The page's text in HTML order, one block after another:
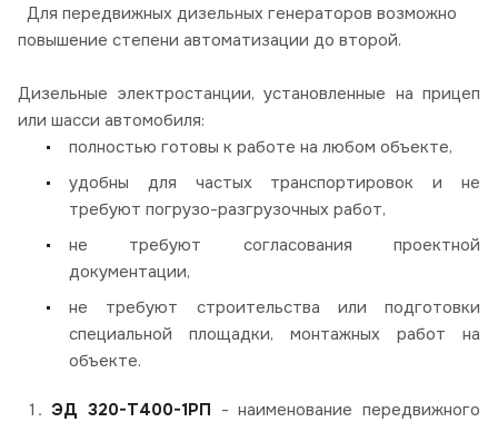
Для передвижных дизельных генераторов возможно
повышение степени автоматизации до второй.
Дизельные электростанции, установленные на прицеп
или шасси автомобиля:
полностью готовы к работе на любом объекте,
удобны для частых транспортировок и не
требуют погрузо-разгрузочных работ,
не требуют согласования проектной
документации,
не требуют строительства или подготовки
специальной площадки, монтажных работ на
объекте.
ЭД 320-Т400-1РП - наименование передвижного